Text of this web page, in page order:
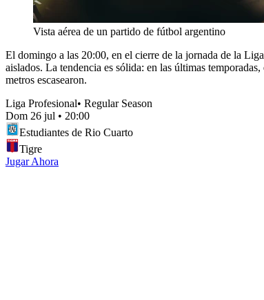
Vista aérea de un partido de fútbol argentino
El domingo a las 20:00, en el cierre de la jornada de la
aislados. La tendencia es sólida: en las últimas
metros escasearon.
Liga Profesional• Regular Season
Dom 26 jul • 20:00
Estudiantes de Rio Cuarto
Tigre
Jugar Ahora